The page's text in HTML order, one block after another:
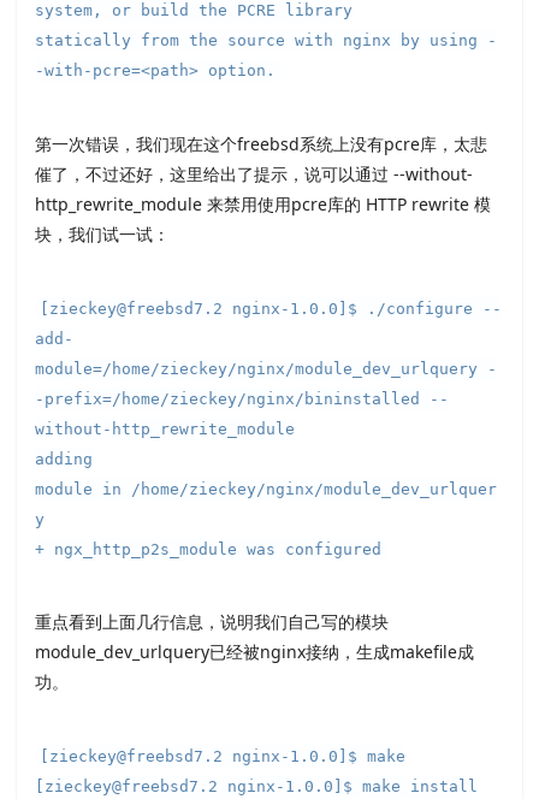
system, or build the PCRE library
statically from the source with nginx by using -
-with-pcre=<path> option.
第一次错误，我们现在这个freebsd系统上没有pcre库，太悲
催了，不过还好，这里给出了提示，说可以通过 --without-
http_rewrite_module 来禁用使用pcre库的 HTTP rewrite 模
块，我们试一试：
[zieckey@freebsd7.2 nginx-1.0.0]$ ./configure --
add-
module=/home/zieckey/nginx/module_dev_urlquery -
-prefix=/home/zieckey/nginx/bininstalled --
without-http_rewrite_module
adding
module in /home/zieckey/nginx/module_dev_urlquer
y
+ ngx_http_p2s_module was configured
重点看到上面几行信息，说明我们自己写的模块
module_dev_urlquery已经被nginx接纳，生成makefile成
功。
[zieckey@freebsd7.2 nginx-1.0.0]$ make
[zieckey@freebsd7.2 nginx-1.0.0]$ make install